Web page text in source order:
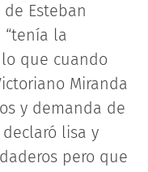
Esteban
“tenía la
que cuando
Miranda
y demanda de
lisa y
pero que